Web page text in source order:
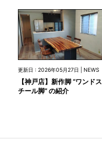
更新日 : 2026年05月27日 | NEWS
【神戸店】新作脚 “ワンドス
チール脚” の紹介